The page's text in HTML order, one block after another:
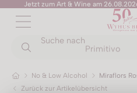
Jetzt zum Art & Wine am
Suche nach
Primitivo
No & Low Alcohol
Miraflors
Zurück zur Artikelübersicht
ZURÜCK
ZURÜCK
ZURÜCK
ZURÜCK
ZURÜCK